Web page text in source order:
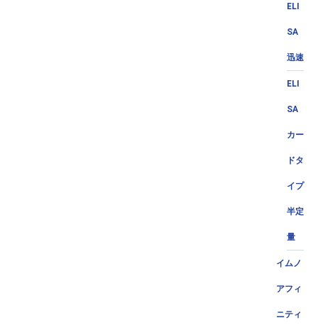
ELI
SA
迅速
ELI
SA
カー
ドタ
イプ
半定
量
イムノ
アフィ
ニティ